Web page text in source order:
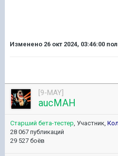
Изменено 26 окт 2024, 03:46:00
[9-MAY]
aucMAH
Старший бета-тестер, Участник,
28 067 публикаций
29 527 боёв